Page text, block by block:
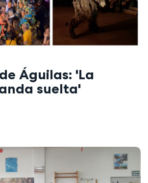
Águilas: 'La
suelta'